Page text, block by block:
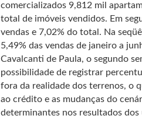
comercializados 9,812 mil
total de imóveis vendidos. Em
vendas e 7,02% do total. Na
5,49% das vendas de janeiro a
Cavalcanti de Paula, o segundo
possibilidade de registrar
fora da realidade dos terrenos, o
ao crédito e as mudanças do
determinantes nos resultados dos